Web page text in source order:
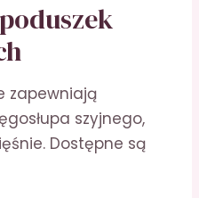
zapewniają
szyjnego,
Dostępne są